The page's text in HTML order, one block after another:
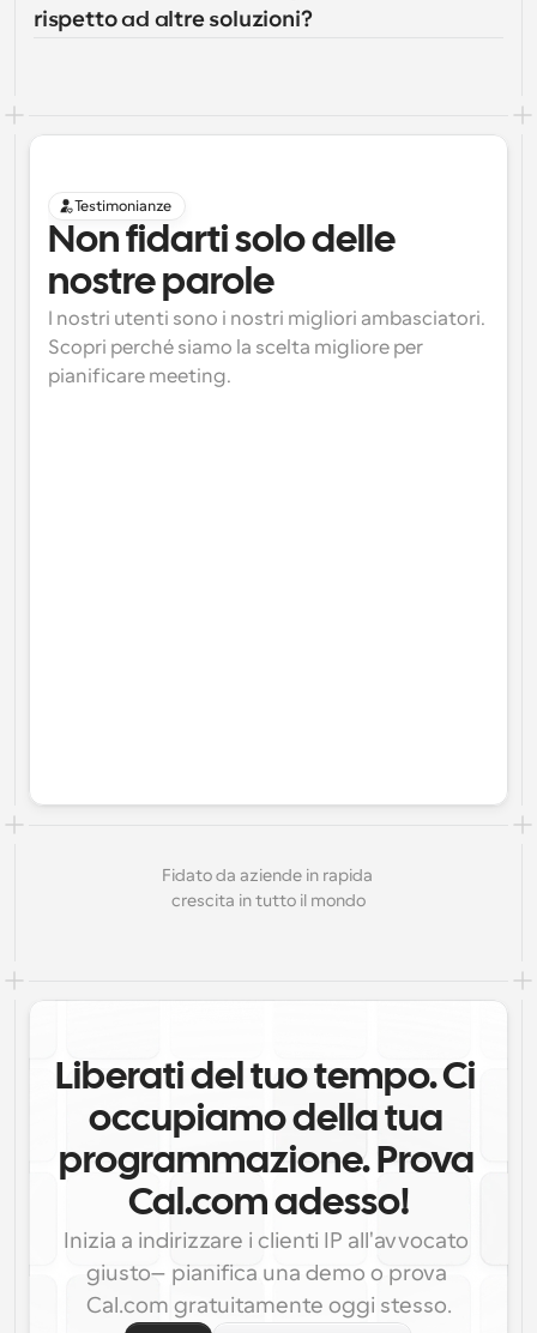
rispetto ad altre soluzioni?
Testimonianze
Non fidarti solo delle
nostre parole
I nostri utenti sono i nostri migliori ambasciatori.
Scopri perché siamo la scelta migliore per
pianificare meeting.
Fidato da aziende in rapida
crescita in tutto il mondo
Liberati del tuo tempo. Ci
occupiamo della tua
programmazione. Prova
Cal.com adesso!
Inizia a indirizzare i clienti IP all'avvocato
giusto—pianifica una demo o prova
Cal.com gratuitamente oggi stesso.